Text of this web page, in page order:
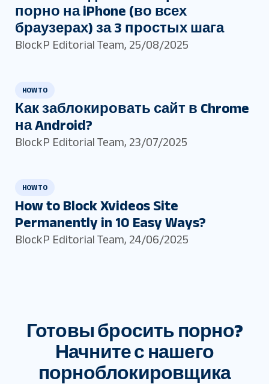
порно на iPhone (во всех
браузерах) за 3 простых шага
BlockP Editorial Team, 25/08/2025
HOW TO
Как заблокировать сайт в Chrome
на Android?
BlockP Editorial Team, 23/07/2025
HOW TO
How to Block Xvideos Site
Permanently in 10 Easy Ways?
BlockP Editorial Team, 24/06/2025
Готовы бросить порно?
Начните с нашего
порноблокировщика